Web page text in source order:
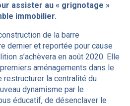
assister au « grignotage »
immobilier.
de la barre
dernier et reportée pour cause
s’achèvera en août 2020. Elle
aménagements dans le
restructurer la centralité du
dynamisme par le
éducatif, de désenclaver le